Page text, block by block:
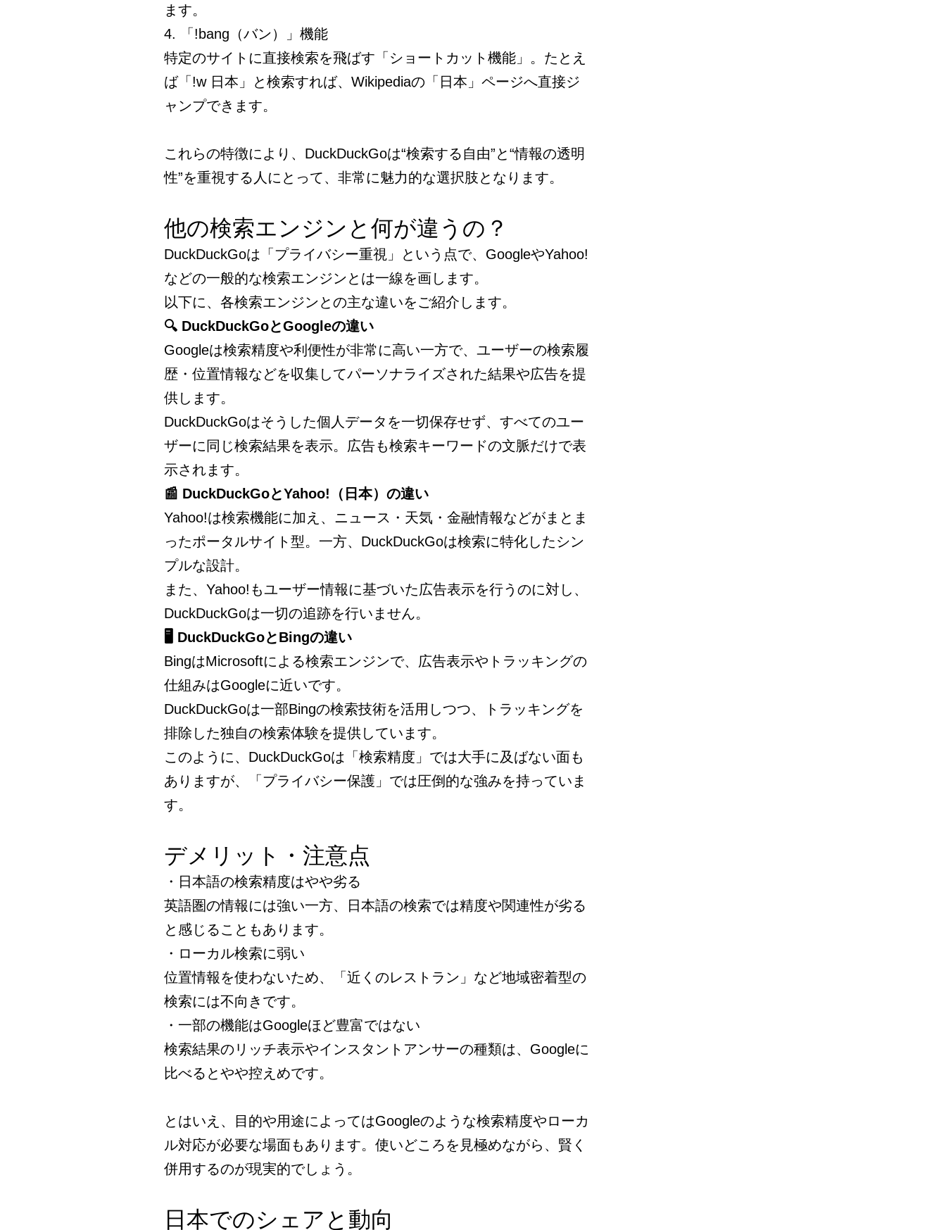
ます。
4. 「!bang（バン）」機能
特定のサイトに直接検索を飛ばす「ショートカット機能」。たとえ
ば「!w 日本」と検索すれば、Wikipediaの「日本」ページへ直接ジ
ャンプできます。
これらの特徴により、DuckDuckGoは“検索する自由”と“情報の透明
性”を重視する人にとって、非常に魅力的な選択肢となります。
他の検索エンジンと何が違うの？
DuckDuckGoは「プライバシー重視」という点で、GoogleやYahoo!
などの一般的な検索エンジンとは一線を画します。
以下に、各検索エンジンとの主な違いをご紹介します。
🔍 DuckDuckGoとGoogleの違い
Googleは検索精度や利便性が非常に高い一方で、ユーザーの検索履
歴・位置情報などを収集してパーソナライズされた結果や広告を提
供します。
DuckDuckGoはそうした個人データを一切保存せず、すべてのユー
ザーに同じ検索結果を表示。広告も検索キーワードの文脈だけで表
示されます。
📰 DuckDuckGoとYahoo!（日本）の違い
Yahoo!は検索機能に加え、ニュース・天気・金融情報などがまとま
ったポータルサイト型。一方、DuckDuckGoは検索に特化したシン
プルな設計。
また、Yahoo!もユーザー情報に基づいた広告表示を行うのに対し、
DuckDuckGoは一切の追跡を行いません。
🖥 DuckDuckGoとBingの違い
BingはMicrosoftによる検索エンジンで、広告表示やトラッキングの
仕組みはGoogleに近いです。
DuckDuckGoは一部Bingの検索技術を活用しつつ、トラッキングを
排除した独自の検索体験を提供しています。
このように、DuckDuckGoは「検索精度」では大手に及ばない面も
ありますが、「プライバシー保護」では圧倒的な強みを持っていま
す。
デメリット・注意点
・日本語の検索精度はやや劣る
英語圏の情報には強い一方、日本語の検索では精度や関連性が劣る
と感じることもあります。
・ローカル検索に弱い
位置情報を使わないため、「近くのレストラン」など地域密着型の
検索には不向きです。
・一部の機能はGoogleほど豊富ではない
検索結果のリッチ表示やインスタントアンサーの種類は、Googleに
比べるとやや控えめです。
とはいえ、目的や用途によってはGoogleのような検索精度やローカ
ル対応が必要な場面もあります。使いどころを見極めながら、賢く
併用するのが現実的でしょう。
日本でのシェアと動向